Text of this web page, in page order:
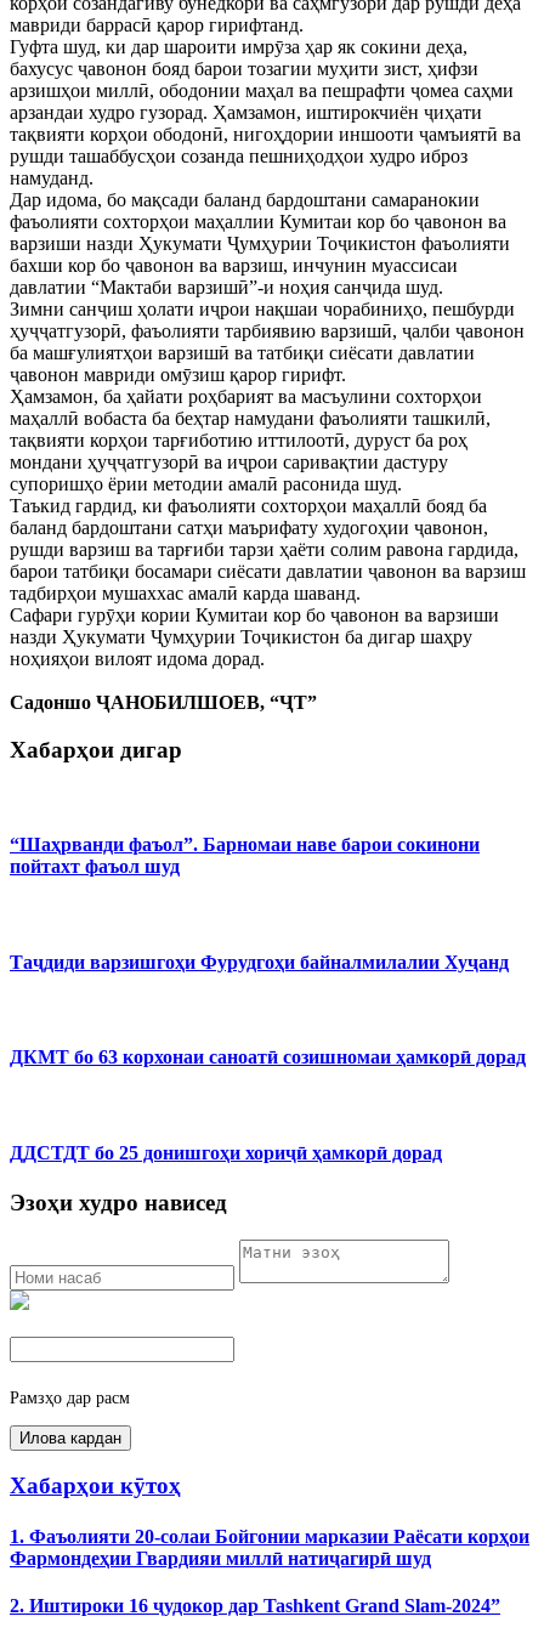
мавриди баррасӣ қарор гирифтанд.
Гуфта шуд, ки дар шароити имрӯза ҳар як сокини деҳа,
бахусус ҷавонон бояд барои тозагии муҳити зист, ҳифзи
арзишҳои миллӣ, ободонии маҳал ва пешрафти ҷомеа саҳми
арзандаи худро гузорад. Ҳамзамон, иштирокчиён ҷиҳати
тақвияти корҳои ободонӣ, нигоҳдории иншооти ҷамъиятӣ ва
рушди ташаббусҳои созанда пешниҳодҳои худро иброз
намуданд.
Дар идома, бо мақсади баланд бардоштани самаранокии
фаъолияти сохторҳои маҳаллии Кумитаи кор бо ҷавонон ва
варзиши назди Ҳукумати Ҷумҳурии Тоҷикистон фаъолияти
бахши кор бо ҷавонон ва варзиш, инчунин муассисаи
давлатии “Мактаби варзишӣ”-и ноҳия санҷида шуд.
Зимни санҷиш ҳолати иҷрои нақшаи чорабиниҳо, пешбурди
ҳуҷҷатгузорӣ, фаъолияти тарбиявию варзишӣ, ҷалби ҷавонон
ба машғулиятҳои варзишӣ ва татбиқи сиёсати давлатии
ҷавонон мавриди омӯзиш қарор гирифт.
Ҳамзамон, ба ҳайати роҳбарият ва масъулини сохторҳои
маҳаллӣ вобаста ба беҳтар намудани фаъолияти ташкилӣ,
тақвияти корҳои тарғиботию иттилоотӣ, дуруст ба роҳ
мондани ҳуҷҷатгузорӣ ва иҷрои саривақтии дастуру
супоришҳо ёрии методии амалӣ расонида шуд.
Таъкид гардид, ки фаъолияти сохторҳои маҳаллӣ бояд ба
баланд бардоштани сатҳи маърифату худогоҳии ҷавонон,
рушди варзиш ва тарғиби тарзи ҳаёти солим равона гардида,
барои татбиқи босамари сиёсати давлатии ҷавонон ва варзиш
тадбирҳои мушаххас амалӣ карда шаванд.
Сафари гурӯҳи кории Кумитаи кор бо ҷавонон ва варзиши
назди Ҳукумати Ҷумҳурии Тоҷикистон ба дигар шаҳру
ноҳияҳои вилоят идома дорад.
Садоншо ҶАНОБИЛШОЕВ, “ҶТ”
Хабарҳои дигар
“Шаҳрванди фаъол”. Барномаи наве барои сокинони
пойтахт фаъол шуд
Таҷдиди варзишгоҳи Фурудгоҳи байналмилалии Хуҷанд
ДКМТ бо 63 корхонаи саноатӣ созишномаи ҳамкорӣ дорад
ДДСТДТ бо 25 донишгоҳи хориҷӣ ҳамкорӣ дорад
Эзоҳи худро нависед
Рамзҳо дар расм
Хабарҳои кӯтоҳ
1. Фаъолияти 20-солаи Бойгонии марказии Раёсати корҳои
Фармондеҳии Гвардияи миллӣ натиҷагирӣ шуд
2. Иштироки 16 ҷудокор дар Tashkent Grand Slam-2024”